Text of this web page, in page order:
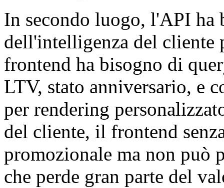
In secondo luogo, l'API ha
dell'intelligenza del cliente
frontend ha bisogno di
LTV, stato anniversario, e
per rendering
del cliente, il frontend
promozionale ma non può
che perde gran parte del